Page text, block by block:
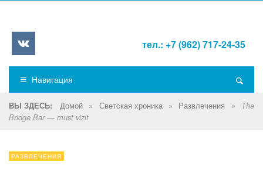
тел.: +7 (962) 717-24-35
Навигация
ВЫ ЗДЕСЬ: Домой » Светская хроника » Развлечения »
The
Bridge Bar — must vizit
РАЗВЛЕЧЕНИЯ